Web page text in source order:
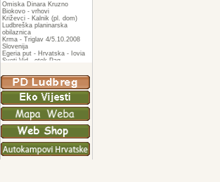
Omiska Dinara Kruzno
Biokovo - vrhovi
Križevci - Kalnik (pl. dom)
Ludbreška planinarska
obilaznica
Krma - Triglav 4/5.10.2008
Slovenija
Egeria put - Hrvatska - Iovia
Sveti Vid - otok Pag
ZIR
Podkilavac-Mudna dol-Hahlići-
Kolac-Podki